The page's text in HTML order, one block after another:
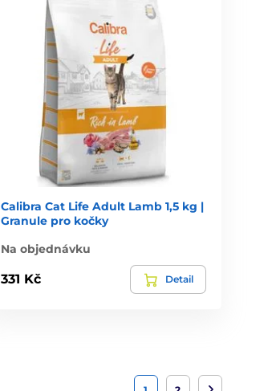
Calibra Cat Life Adult Lamb 1,5 kg |
Granule pro kočky
Na objednávku
331 Kč Detail